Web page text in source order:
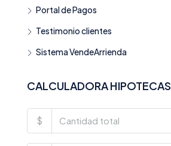
Portal de Pagos
Testimonio clientes
Sistema VendeArrienda
CALCULADORA HIPOTECAS
$